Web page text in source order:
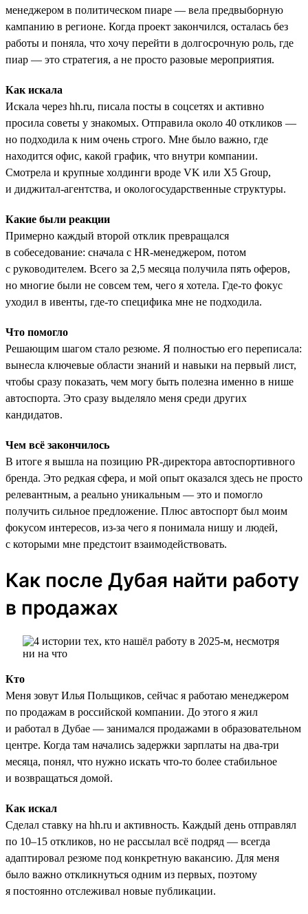
менеджером в политическом пиаре — вела предвыборную
кампанию в регионе. Когда проект закончился, осталась без
работы и поняла, что хочу перейти в долгосрочную роль, где
пиар — это стратегия, а не просто разовые мероприятия.
Как искала
Искала через hh.ru, писала посты в соцсетях и активно
просила советы у знакомых. Отправила около 40 откликов —
но подходила к ним очень строго. Мне было важно, где
находится офис, какой график, что внутри компании.
Смотрела и крупные холдинги вроде VK или X5 Group,
и диджитал-агентства, и окологосударственные структуры.
Какие были реакции
Примерно каждый второй отклик превращался
в собеседование: сначала с HR-менеджером, потом
с руководителем. Всего за 2,5 месяца получила пять оферов,
но многие были не совсем тем, чего я хотела. Где-то фокус
уходил в ивенты, где-то специфика мне не подходила.
Что помогло
Решающим шагом стало резюме. Я полностью его переписала:
вынесла ключевые области знаний и навыки на первый лист,
чтобы сразу показать, чем могу быть полезна именно в нише
автоспорта. Это сразу выделяло меня среди других
кандидатов.
Чем всё закончилось
В итоге я вышла на позицию PR-директора автоспортивного
бренда. Это редкая сфера, и мой опыт оказался здесь не просто
релевантным, а реально уникальным — это и помогло
получить сильное предложение. Плюс автоспорт был моим
фокусом интересов, из-за чего я понимала нишу и людей,
с которыми мне предстоит взаимодействовать.
Как после Дубая найти работу
в продажах
Кто
Меня зовут Илья Польщиков, сейчас я работаю менеджером
по продажам в российской компании. До этого я жил
и работал в Дубае — занимался продажами в образовательном
центре. Когда там начались задержки зарплаты на два-три
месяца, понял, что нужно искать что-то более стабильное
и возвращаться домой.
Как искал
Сделал ставку на hh.ru и активность. Каждый день отправлял
по 10–15 откликов, но не рассылал всё подряд — всегда
адаптировал резюме под конкретную вакансию. Для меня
было важно откликнуться одним из первых, поэтому
я постоянно отслеживал новые публикации.